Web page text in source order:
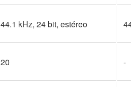
44.1 kHz, 24 bit, estéreo
20 -